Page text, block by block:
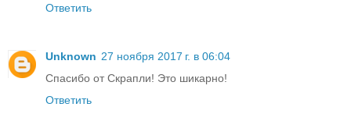
Ответить
Unknown 27 ноября 2017 г. в 06:04
Спасибо от Скрапли! Это шикарно!
Ответить